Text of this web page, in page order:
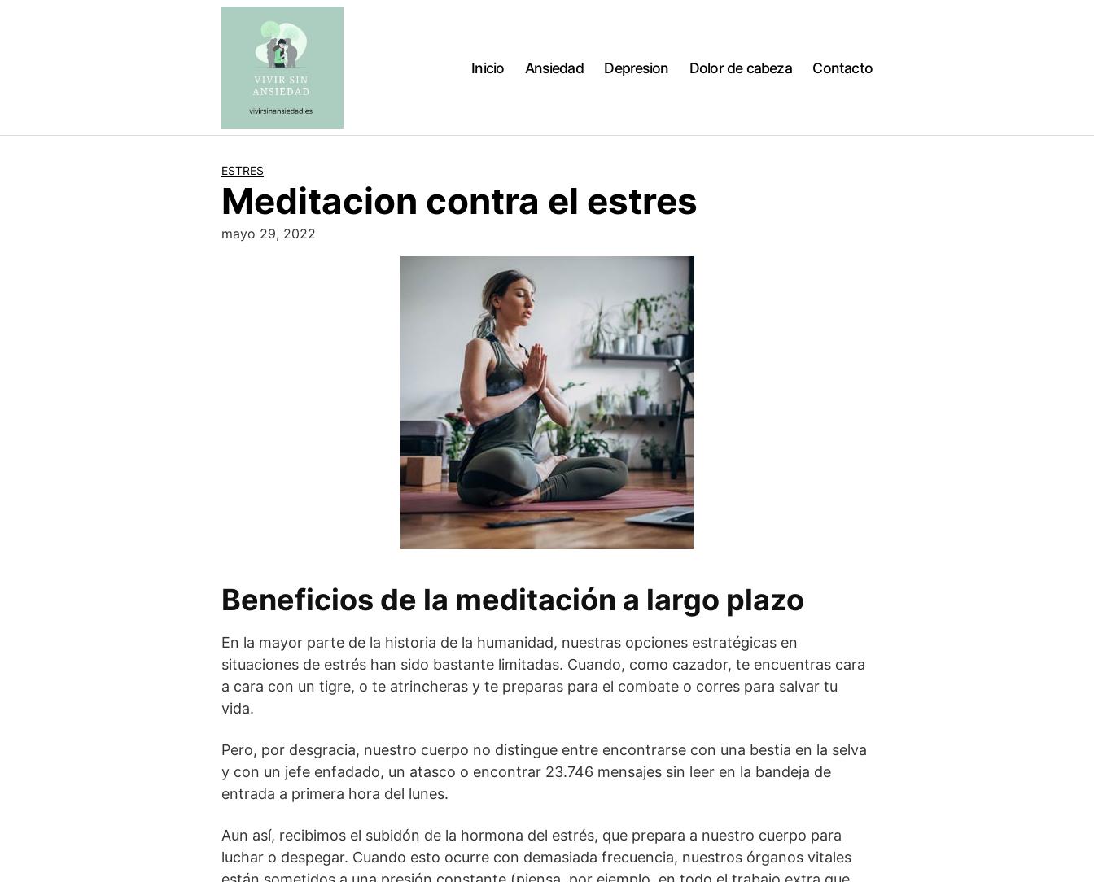
Inicio Ansiedad Depresion Dolor de cabeza Contacto
ESTRES
Meditacion contra el estres
mayo 29, 2022
Beneficios de la meditación a largo plazo
En la mayor parte de la historia de la humanidad, nuestras opciones estratégicas en
situaciones de estrés han sido bastante limitadas. Cuando, como cazador, te encuentras cara
a cara con un tigre, o te atrincheras y te preparas para el combate o corres para salvar tu
vida.
Pero, por desgracia, nuestro cuerpo no distingue entre encontrarse con una bestia en la selva
y con un jefe enfadado, un atasco o encontrar 23.746 mensajes sin leer en la bandeja de
entrada a primera hora del lunes.
Aun así, recibimos el subidón de la hormona del estrés, que prepara a nuestro cuerpo para
luchar o despegar. Cuando esto ocurre con demasiada frecuencia, nuestros órganos vitales